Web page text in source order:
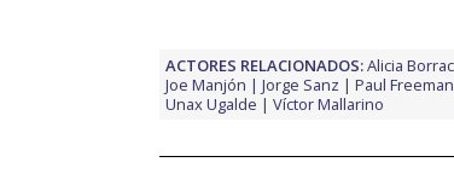
ACTORES RELACIONADOS:Alicia
Joe Manjón
Jorge Sanz Paul Freeman
Unax Ugalde
Víctor Mallarino